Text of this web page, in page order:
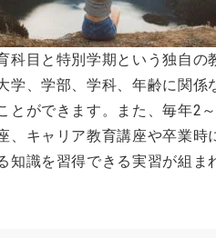
科目と特別学期という独自
学、学部、学科、年齢に関
とができます。また、毎年2
、キャリア教育講座や卒業
知識を習得できる実習が組ま